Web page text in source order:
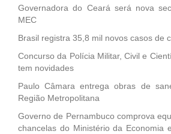
Governadora do Ceará será nova
MEC
Brasil registra 35,8 mil novos casos de
Concurso da Polícia Militar, Civil e
tem novidades
Paulo Câmara entrega obras de
Região Metropolitana
Governo de Pernambuco comprova
chancelas do Ministério da Economia